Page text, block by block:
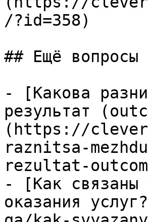
/?id=358)
## Ещё вопросы
- [Какова
результат
(https://
raznitsa-
rezultat-
- [Как связаны
оказания